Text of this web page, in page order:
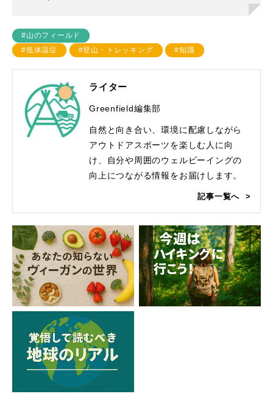
#山のフィールド
#低体温症
#登山・トレッキング #知識
ライター
Greenfield編集部
自然と向き合い、環境に配慮しながら
アウトドアスポーツを楽しむ人に向
け、自分や周囲のウェルビーイングの
向上につながる情報をお届けします。
記事一覧へ